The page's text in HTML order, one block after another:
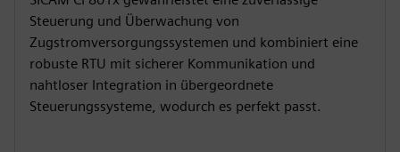
Steuerung und Überwachung von
Zugstromversorgungssystemen und kombiniert eine
robuste RTU mit sicherer Kommunikation und
nahtloser Integration in übergeordnete
Steuerungssysteme, wodurch es perfekt passt.